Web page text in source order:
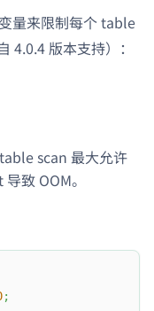
量来限制每个 table
4.0.4 版本支持）：
scan 最大允许
致 OOM。
;